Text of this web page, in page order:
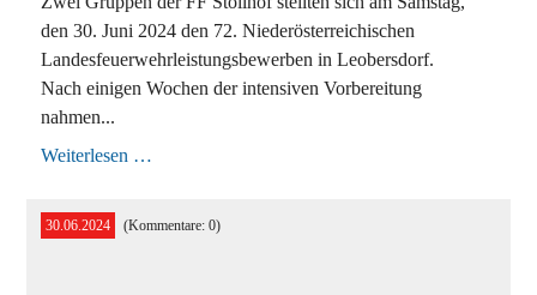
den 30. Juni 2024 den 72. Niederösterreichischen
Landesfeuerwehrleistungsbewerben in Leobersdorf.
Nach einigen Wochen der intensiven Vorbereitung
nahmen...
Weiterlesen …
LFLB
30.06.2024 (Kommentare: 0)